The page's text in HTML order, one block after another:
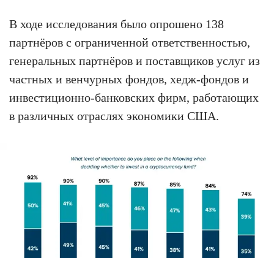
В ходе исследования было опрошено 138
партнёров с ограниченной ответственностью,
генеральных партнёров и поставщиков услуг из
частных и венчурных фондов, хедж-фондов и
инвестиционно-банковских фирм, работающих
в различных отраслях экономики США.